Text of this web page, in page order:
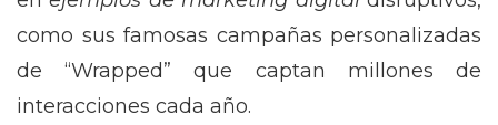
como sus famosas campañas personalizadas
de “Wrapped” que captan millones de
interacciones cada año.